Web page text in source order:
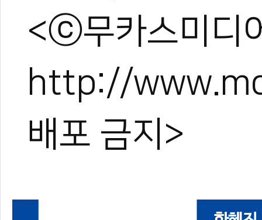
<ⓒ무카스미디
http://
배포 금지>